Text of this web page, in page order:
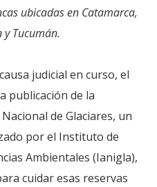
ubicadas en Catamarca,
y Tucumán.
judicial en curso, el
publicación de la
de Glaciares, un
por el Instituto de
Ambientales (Ianigla),
cuidar esas reservas